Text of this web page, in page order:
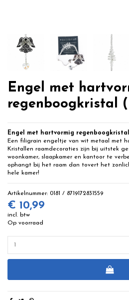
Engel met
regenboogkristal
Engel met hartvormig
Een filigrain engeltje van wit metaal met
Kristallen raamdecoraties zijn bij uitstek
woonkamer, slaapkamer en kantoor te
ophangt bij het raam dan tovert het
hele kamer!
Artikelnummer: 0181 / 8719172831559
€ 10,99
incl. btw
Op voorraad